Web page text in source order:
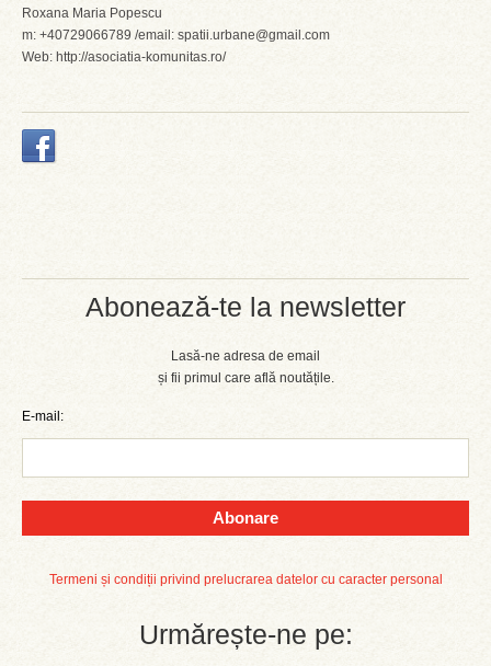
Abonează-te la newsletter
Lasă-ne adresa de email
și fii primul care află noutățile.
E-mail:
Abonare
Termeni și condiții privind prelucrarea datelor cu caracter personal
Urmărește-ne pe:
Roxana Maria Popescu
m: +40729066789 /email: spatii.urbane@gmail.com
Web: http://asociatia-komunitas.ro/